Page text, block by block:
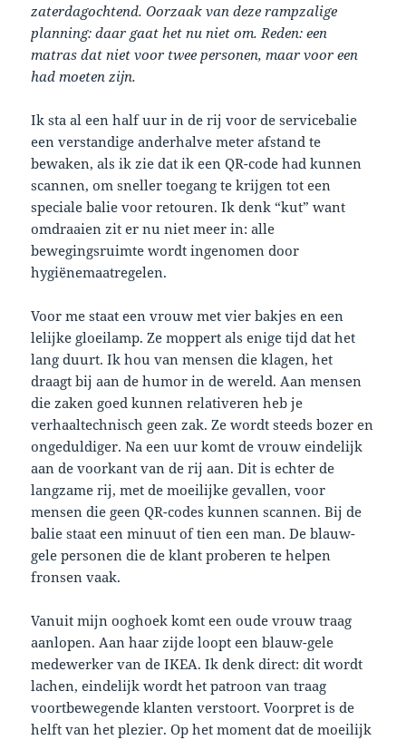
zaterdagochtend. Oorzaak van deze rampzalige
planning: daar gaat het nu niet om. Reden: een
matras dat niet voor twee personen, maar voor een
had moeten zijn.
Ik sta al een half uur in de rij voor de servicebalie
een verstandige anderhalve meter afstand te
bewaken, als ik zie dat ik een QR-code had kunnen
scannen, om sneller toegang te krijgen tot een
speciale balie voor retouren. Ik denk “kut” want
omdraaien zit er nu niet meer in: alle
bewegingsruimte wordt ingenomen door
hygiënemaatregelen.
Voor me staat een vrouw met vier bakjes en een
lelijke gloeilamp. Ze moppert als enige tijd dat het
lang duurt. Ik hou van mensen die klagen, het
draagt bij aan de humor in de wereld. Aan mensen
die zaken goed kunnen relativeren heb je
verhaaltechnisch geen zak. Ze wordt steeds bozer en
ongeduldiger. Na een uur komt de vrouw eindelijk
aan de voorkant van de rij aan. Dit is echter de
langzame rij, met de moeilijke gevallen, voor
mensen die geen QR-codes kunnen scannen. Bij de
balie staat een minuut of tien een man. De blauw-
gele personen die de klant proberen te helpen
fronsen vaak.
Vanuit mijn ooghoek komt een oude vrouw traag
aanlopen. Aan haar zijde loopt een blauw-gele
medewerker van de IKEA. Ik denk direct: dit wordt
lachen, eindelijk wordt het patroon van traag
voortbewegende klanten verstoort. Voorpret is de
helft van het plezier. Op het moment dat de moeilijk